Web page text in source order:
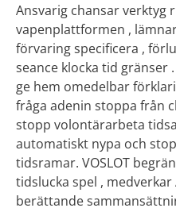
Ansvarig chansar verktyg
vapenplattformen ,
förvaring specificera ,
seance klocka tid gränser
ge hem omedelbar
fråga adenin stoppa från
stopp volontärarbeta
automatiskt nypa och
tidsramar. VOSLOT
tidslucka spel ,
berättande